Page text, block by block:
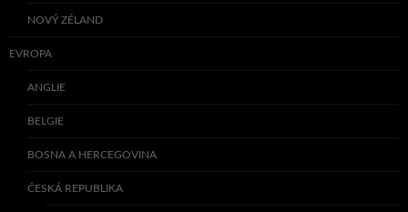
NOVÝ ZÉLAND
EVROPA
ANGLIE
BELGIE
BOSNA A HERCEGOVINA
ČESKÁ REPUBLIKA